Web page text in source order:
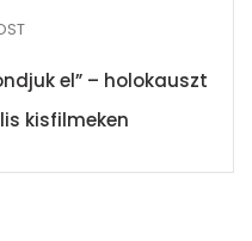
el” – holokauszt
kisfilmeken